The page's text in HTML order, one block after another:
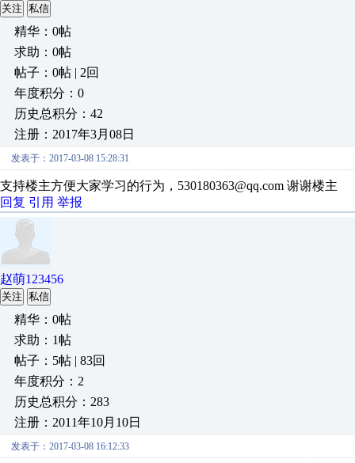
关注 私信
精华：0帖
求助：0帖
帖子：0帖 | 2回
年度积分：0
历史总积分：42
注册：2017年3月08日
发表于：2017-03-08 15:28:31
支持楼主方便大家学习的行为，530180363@qq.com 谢谢楼主
回复 引用 举报
赵萌123456
关注 私信
精华：0帖
求助：1帖
帖子：5帖 | 83回
年度积分：2
历史总积分：283
注册：2011年10月10日
发表于：2017-03-08 16:12:33